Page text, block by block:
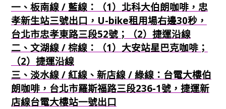
一、板南線 / 藍線：（1）北科大伯朗咖啡，忠
孝新生站三號出口，U-bike租用場右邊30秒，
台北市忠孝東路三段52號；（2）捷運沿線
二、文湖線 / 棕線：（1）大安站星巴克咖啡；
（2）捷運沿線
三、淡水線 / 紅線、新店線 / 綠線：台電大樓伯
朗咖啡，台北市羅斯福路三段236-1號，捷運新
店線台電大樓站一號出口